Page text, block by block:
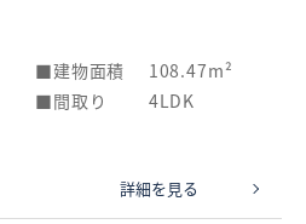
建物面積
108.47m²
間取り 4LDK
詳細を見る